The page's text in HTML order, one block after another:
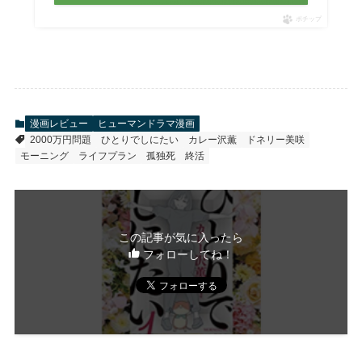
ポチップ
漫画レビュー
ヒューマンドラマ漫画
2000万円問題
ひとりでしにたい カレー沢薫
ドネリー美咲
モーニング
ライフプラン 孤独死 終活
この記事が気に入ったら
フォローしてね！